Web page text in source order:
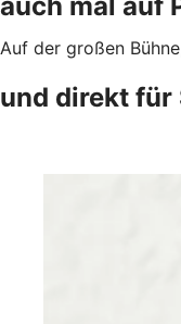
Auf der großen
und direkt für